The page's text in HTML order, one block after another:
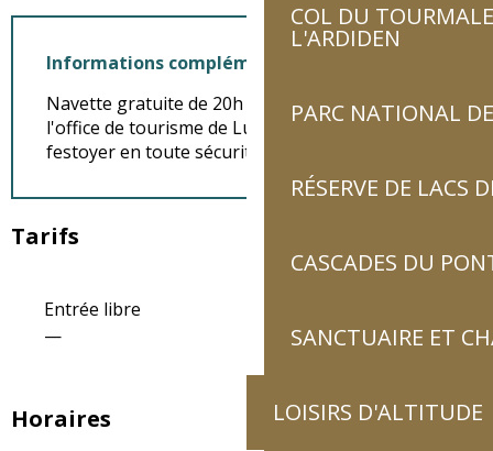
COL DU
L'ARDIDEN
PARC NATIONAL
RÉSERVE DE LACS
CASCADES DU
SANCTUAIRE ET
LOISIRS D'ALTITUDE
Informations complémentaires
Navette gratuite de 20h à 5h au départ de
l'office de tourisme de Luz-Saint-Sauveur pour
festoyer en toute sécurité !
Tarifs
Entrée libre
—
Horaires